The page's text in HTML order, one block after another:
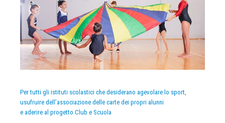
Per tutti gli istituti scolastici che desiderano agevolare lo sport,
usufruire dell’associazione delle carte dei propri alunni
e aderire al progetto Club e Scuola